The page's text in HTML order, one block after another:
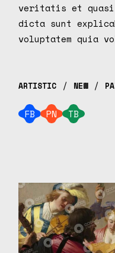
veritatis et quasi
dicta sunt
voluptatem quia
ARTISTIC NEW
FB PN TB